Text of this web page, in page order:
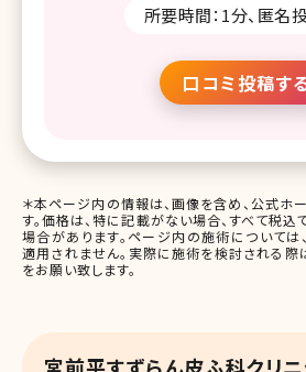
所要時間：1分、匿名
口コミ投稿す
＊本ページ内の情報は、画像を含め、公式ホ
す。価格は、特に記載がない場合、すべて税込
場合があります。ページ内の施術について
適用されません。実際に施術を検討される際
をお願い致します。